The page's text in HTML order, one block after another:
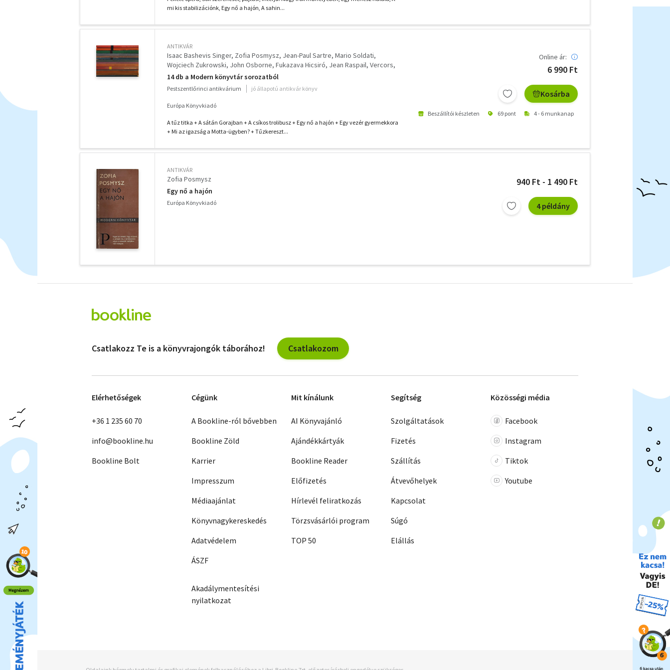
mi kis stabilizációnk, Egy nő a hajón, A sahin...
ANTIKVÁR
Isaac Bashevis Singer Zofia Posmysz Jean-Paul Sartre Mario Soldati
Wojciech Zukrowski John Osborne Fukazava Hicsiró Jean Raspail Vercors
Jerzy S. Stawinski Max Frisch Olga Bergholz
14 db a Modern könyvtár sorozatból
Pestszentlőrinci antikvárium jó állapotú antikvár könyv
Európa Könyvkiadó
A tűz titka + A sátán Gorajban + A csíkos trolibusz + Egy nő a hajón + Egy vezér gyermekkora
+ Mi az igazság a Motta-ügyben? + Tűzkereszt...
Online ár:
6 990 Ft
Kosárba
Beszállítói készleten 69 pont 4 - 6 munkanap
ANTIKVÁR
Zofia Posmysz
Egy nő a hajón
Európa Könyvkiadó
940 Ft - 1 490 Ft
4 példány
szűrők
Csatlakozz Te is a könyvrajongók táborához! Csatlakozom
Elérhetőségek
+36 1 235 60 70
info@bookline.hu
Bookline Bolt
Cégünk
A Bookline-ról bővebben
Bookline Zöld
Karrier
Impresszum
Médiaajánlat
Könyvnagykereskedés
Adatvédelem
ÁSZF
Akadálymentesítési
nyilatkozat
Mit kínálunk
AI Könyvajánló
Ajándékkártyák
Bookline Reader
Előfizetés
Hírlevél feliratkozás
Törzsvásárlói program
TOP 50
Segítség
Szolgáltatások
Fizetés
Szállítás
Átvevőhelyek
Kapcsolat
Súgó
Elállás
Közösségi média
Facebook
Instagram
Tiktok
Youtube